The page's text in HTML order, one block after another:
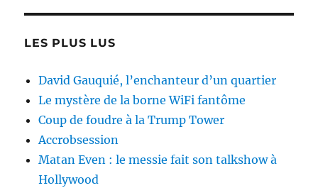
LES PLUS LUS
David Gauquié, l’enchanteur d’un quartier
Le mystère de la borne WiFi fantôme
Coup de foudre à la Trump Tower
Accrobsession
Matan Even : le messie fait son talkshow à
Hollywood